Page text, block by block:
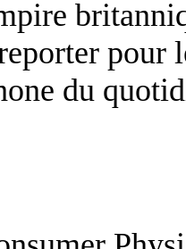
pour
du